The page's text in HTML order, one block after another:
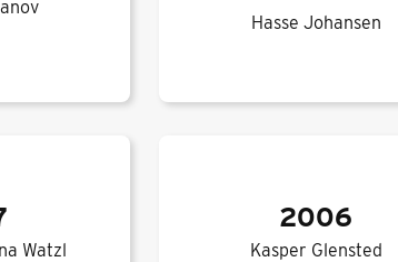
Hasse Johansen
Watzl
2006
Kasper Glensted